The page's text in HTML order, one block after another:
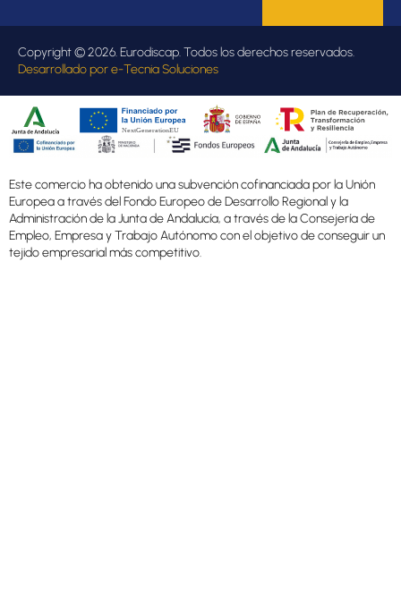
Copyright © 2026. Eurodiscap. Todos los derechos reservados.
Desarrollado pore-Tecnia Soluciones
Este comercio ha obtenido una subvención cofinanciada por la Unión
Europea a través del Fondo Europeo de Desarrollo Regional y la
Administración de la Junta de Andalucía, a través de la Consejería de
Empleo, Empresa y Trabajo Autónomo con el objetivo de conseguir un
tejido empresarial más competitivo.